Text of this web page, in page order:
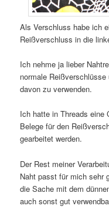
Als Verschluss habe ich
Reißverschluss in die
Ich nehme ja lieber
normale
davon zu verwenden.
Ich hatte in Threads eine
Belege für den
gearbeitet werden.
Der Rest meiner
Naht passt für mich sehr
die Sache mit dem
auch sonst gut